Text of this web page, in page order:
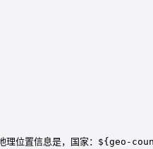
地理位置信息是，国家：